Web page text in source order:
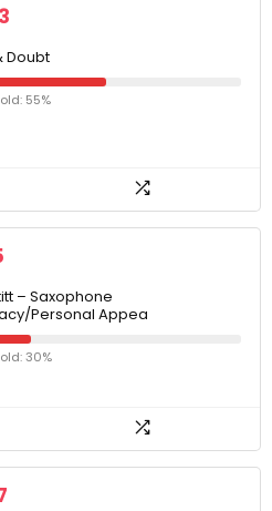
Doubt
55%
– Saxophone
Personal Appea
30%